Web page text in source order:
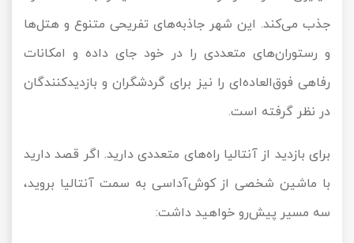
جذب می‌کند. این شهر جاذبه‌های تفریحی متنوع و هتل‌ها
و رستوران‌های متعددی را در خود جای داده و امکانات
رفاهی فوق‌العاده‌ای را نیز برای گردشگران و بازدیدکنندگان
در نظر گرفته است.
برای بازدید از آنتالیا راه‌های متعددی دارید. اگر قصد دارید
با ماشین شخصی از کوش‌آداسی به سمت آنتالیا بروید،
سه مسیر پیش‌رو خواهید داشت: